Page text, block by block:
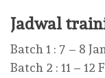
Jadwal
Batch 1 : 7 – 8
Batch 2 : 11 – 12